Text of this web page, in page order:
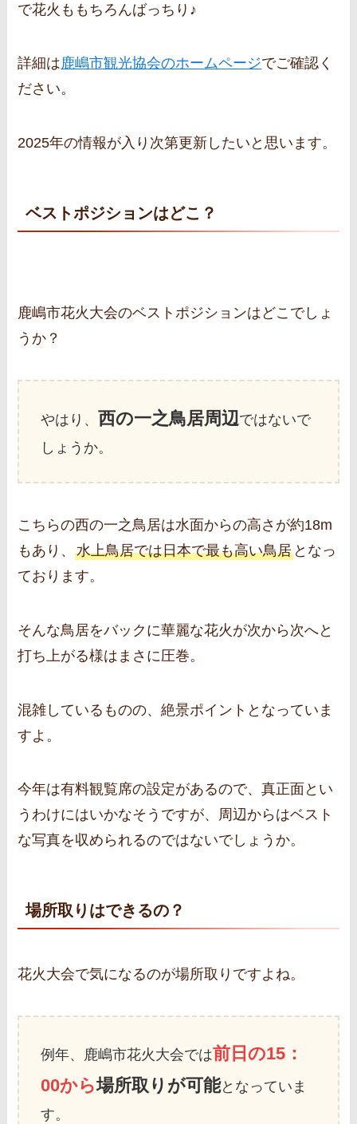
で花火ももちろんばっちり♪
詳細は鹿嶋市観光協会のホームページでご確認く
ださい。
2025年の情報が入り次第更新したいと思います。
ベストポジションはどこ？
鹿嶋市花火大会のベストポジションはどこでしょ
うか？
やはり、 西の一之鳥居周辺ではないで
しょうか。
こちらの西の一之鳥居は水面からの高さが約18m
もあり、水上鳥居では日本で最も高い鳥居 となっ
ております。
そんな鳥居をバックに華麗な花火が次から次へと
打ち上がる様はまさに圧巻。
混雑しているものの、絶景ポイントとなっていま
すよ。
今年は有料観覧席の設定があるので、真正面とい
うわけにはいかなそうですが、周辺からはベスト
な写真を収められるのではないでしょうか。
場所取りはできるの？
花火大会で気になるのが場所取りですよね。
例年、鹿嶋市花火大会では前日の15：
00から場所取りが可能となっていま
す。